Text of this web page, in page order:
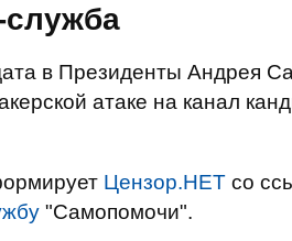
служба
в Президенты Андрея
атаке на канал
Цензор.НЕТ со
"Самопомочи".